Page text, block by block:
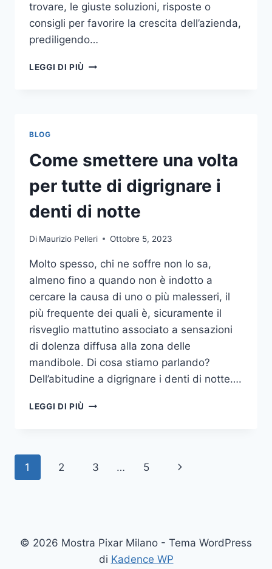
trovare, le giuste soluzioni, risposte o
consigli per favorire la crescita dell’azienda,
prediligendo…
LEGGI DI PIÙ IL
BLOG
Come smettere una volta
per tutte di digrignare i
denti di notte
Di Maurizio Pelleri Ottobre 5, 2023
Molto spesso, chi ne soffre non lo sa,
almeno fino a quando non è indotto a
cercare la causa di uno o più malesseri, il
più frequente dei quali è, sicuramente il
risveglio mattutino associato a sensazioni
di dolenza diffusa alla zona delle
mandibole. Di cosa stiamo parlando?
Dell’abitudine a digrignare i denti di notte….
LEGGI DI PIÙ COME
TUTTE
NOTTE
Navigazione
1 2 3 … 5
Pagina
© 2026 Mostra Pixar Milano - Tema WordPress
di Kadence WP